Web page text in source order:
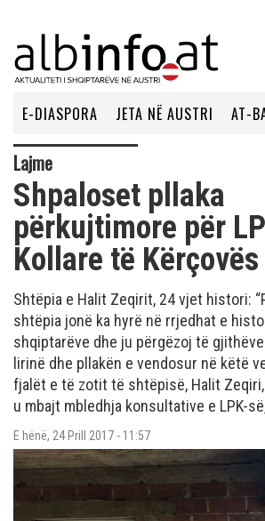
E-DIASPORA JETA NË AUSTRI AT-
Lajme
Shpaloset pllaka
përkujtimore për
Kollare të Kërçovës
Shtëpia e Halit Zeqirit, 24 vjet histori:
shtëpia jonë ka hyrë në rrjedhat e
shqiptarëve dhe ju përgëzoj të
lirinë dhe pllakën e vendosur në këtë
fjalët e të zotit të shtëpisë, Halit
u mbajt mbledhja konsultative e LPK-
E hënë, 24 Prill 2017 - 11:57